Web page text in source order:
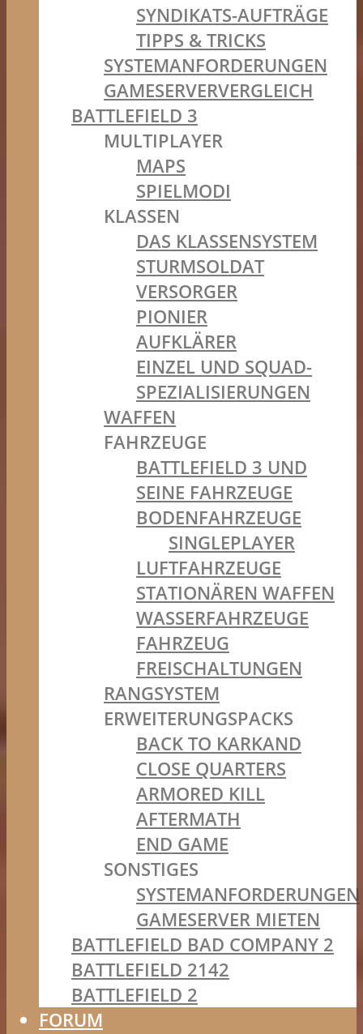
SYNDIKATS-AUFTRÄGE
TIPPS & TRICKS
SYSTEMANFORDERUNGEN
GAMESERVERVERGLEICH
BATTLEFIELD 3
MULTIPLAYER
MAPS
SPIELMODI
KLASSEN
DAS KLASSENSYSTEM
STURMSOLDAT
VERSORGER
PIONIER
AUFKLÄRER
EINZEL UND SQUAD-
SPEZIALISIERUNGEN
WAFFEN
FAHRZEUGE
BATTLEFIELD 3 UND
SEINE FAHRZEUGE
BODENFAHRZEUGE
SINGLEPLAYER
LUFTFAHRZEUGE
STATIONÄREN WAFFEN
WASSERFAHRZEUGE
FAHRZEUG
FREISCHALTUNGEN
RANGSYSTEM
ERWEITERUNGSPACKS
BACK TO KARKAND
CLOSE QUARTERS
ARMORED KILL
AFTERMATH
END GAME
SONSTIGES
SYSTEMANFORDERUNGEN
GAMESERVER MIETEN
BATTLEFIELD BAD COMPANY 2
BATTLEFIELD 2142
BATTLEFIELD 2
FORUM